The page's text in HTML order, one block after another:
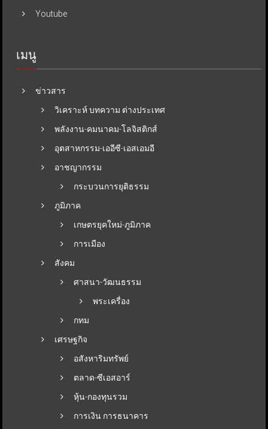
Youtube
เมนู
ข่าวสาร
วิเคราะห์ บทความ ต่างประเทศ
พลังงาน-คมนาคม-โลจิสติกส์
อุตสาหกรรม-เออีซี-เอสเอมอี
อาชญากรรม
กระบวนการยุติธรรม
ภูมิภาค
เกษตรยุคใหม่-ภูมิภาค
การเมือง
สังคม
ศาสนา-วัฒนธรรม
พระเครื่อง
กทม
เศรษฐกิจ
อสังหาริมทรัพย์
ตลาด-ซีเอสอาร์
หุ้น-กองทุนรวม
การเงิน การธนาคาร